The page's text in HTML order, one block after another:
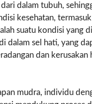
dari dalam tubuh,
kesehatan,
suatu kondisi yang
dalam sel hati, yang
dan kerusakan
mudra, individu